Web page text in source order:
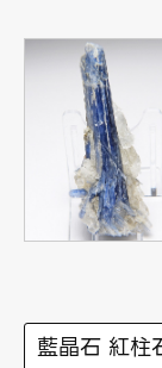
藍晶石 紅柱